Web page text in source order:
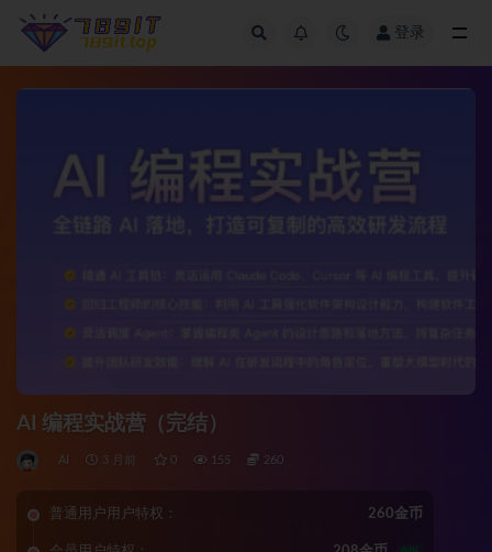
登录
AI 编程实战营（完结）
AI 3 月前 0 155 260
普通用户用户特权： 260金币